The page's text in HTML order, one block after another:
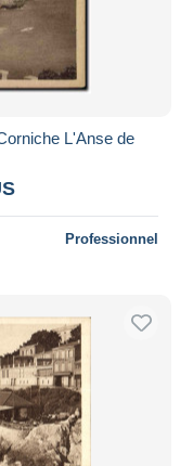
L'Anse de
Professionnel